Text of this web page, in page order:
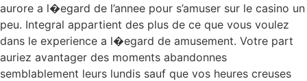
aurore a l�egard de l’annee pour s’amuser sur le casino un
peu. Integral appartient des plus de ce que vous voulez
dans le experience a l�egard de amusement. Votre part
auriez avantager des moments abandonnes
semblablement leurs lundis sauf que vos heures creuses